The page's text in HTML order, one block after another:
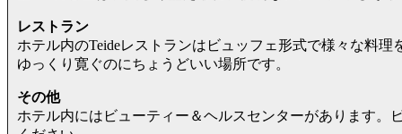
レストラン
ホテル内のTeideレストランはビュッフェ形式で様々な料
ゆっくり寛ぐのにちょうどいい場所です。
その他
ホテル内にはビューティー＆ヘルスセンターがあります。